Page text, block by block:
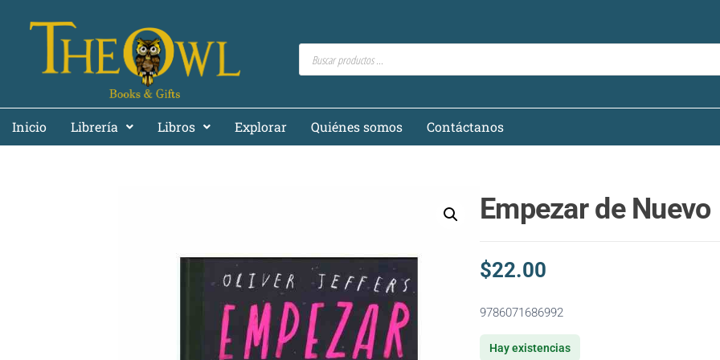
Inicio Librería Libros Explorar Quiénes somos Contáctanos
Empezar de Nuevo
$22.00
9786071686992
Hay existencias